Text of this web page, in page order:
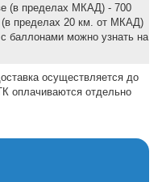
(в пределах МКАД) - 700
пределах 20 км. от МКАД)
баллонами можно узнать на
осуществляется до
оплачиваются отдельно